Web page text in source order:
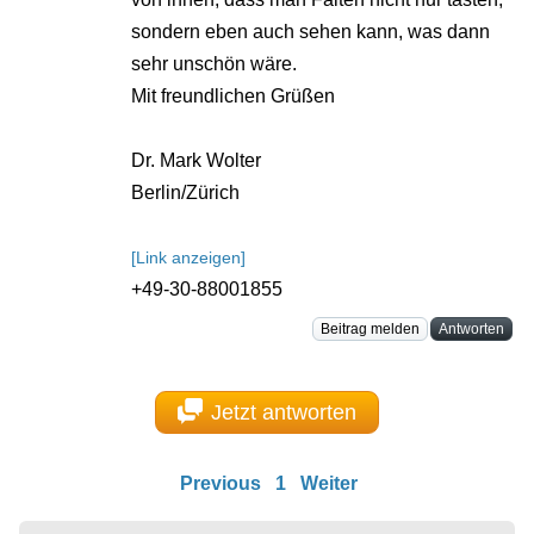
sondern eben auch sehen kann, was dann
sehr unschön wäre.
Mit freundlichen Grüßen
Dr. Mark Wolter
Berlin/Zürich
[Link anzeigen]
+49-30-88001855
Beitrag melden Antworten
Jetzt antworten
Previous 1 Weiter